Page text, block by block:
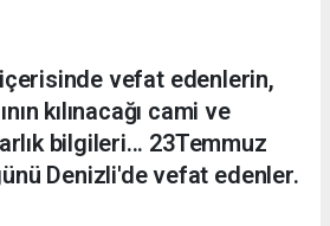
içerisinde vefat edenlerin,
kılınacağı cami ve
bilgileri... 23Temmuz
Denizli'de vefat edenler.